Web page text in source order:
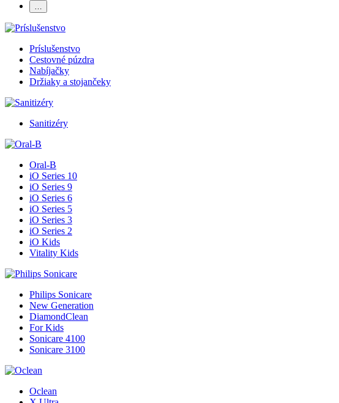
…
Príslušenstvo
Cestovné púzdra
Nabíjačky
Držiaky a stojančeky
Sanitizéry
Oral-B
iO Series 10
iO Series 9
iO Series 6
iO Series 5
iO Series 3
iO Series 2
iO Kids
Vitality Kids
Philips Sonicare
New Generation
DiamondClean
For Kids
Sonicare 4100
Sonicare 3100
Oclean